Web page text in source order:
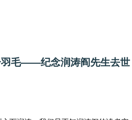
羽毛――纪念润涛阎先生去世